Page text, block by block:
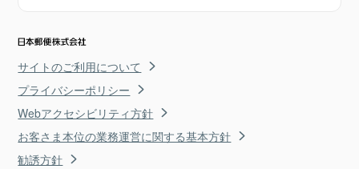
サイトのご利用について
プライバシーポリシー
Webアクセシビリティ方針
お客さま本位の業務運営に関する基本方針
勧誘方針